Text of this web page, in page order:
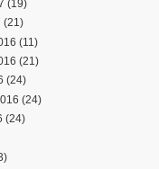
(19)
(21)
(11)
(21)
(24)
(24)
(24)